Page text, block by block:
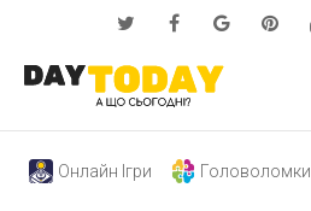
Онлайн Ігри Головоломки